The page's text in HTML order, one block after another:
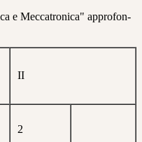
e Meccatro­nica" approfon­
II
2